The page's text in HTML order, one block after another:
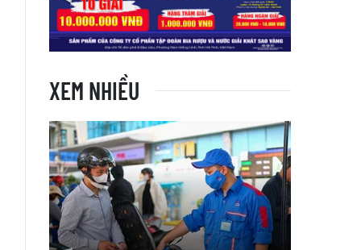
XEM NHIỀU